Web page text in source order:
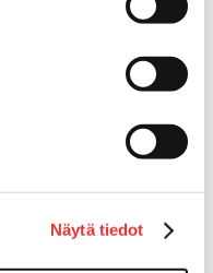
Näytä tiedot
& tarvikkeet